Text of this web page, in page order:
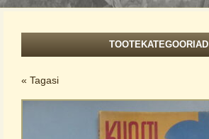
TOOTEKATEGOORIAD
« Tagasi